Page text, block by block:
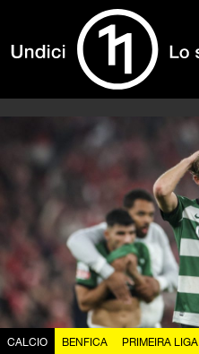
CALCIO BENFICA PRIMEIRA LIGA